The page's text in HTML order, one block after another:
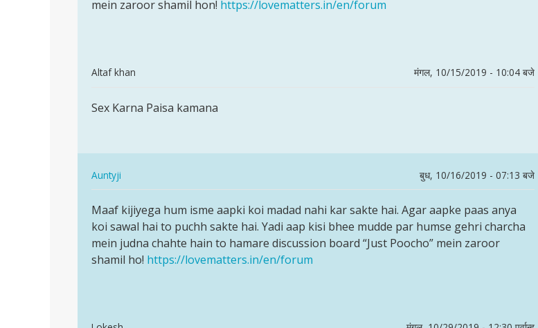
bhi
mein zaroor shamil hon! https://lovematters.in/en/forum
Altaf khan
मंगल, 10/15/2019 - 10:04 बजे
to
ki
age
samar
Sex
kamana
Sex Karna Paisa kamana
Auntyji
बुध, 10/16/2019 - 07:13 बजे
reply
to
Sex
Karna
Paisa
khan
Maaf
kijiyega
hum
isme
Maaf kijiyega hum isme aapki koi madad nahi kar sakte hai. Agar aapke paas anya
koi sawal hai to puchh sakte hai. Yadi aap kisi bhee mudde par humse gehri charcha
mein judna chahte hain to hamare discussion board “Just Poocho” mein zaroor
shamil ho! https://lovematters.in/en/forum